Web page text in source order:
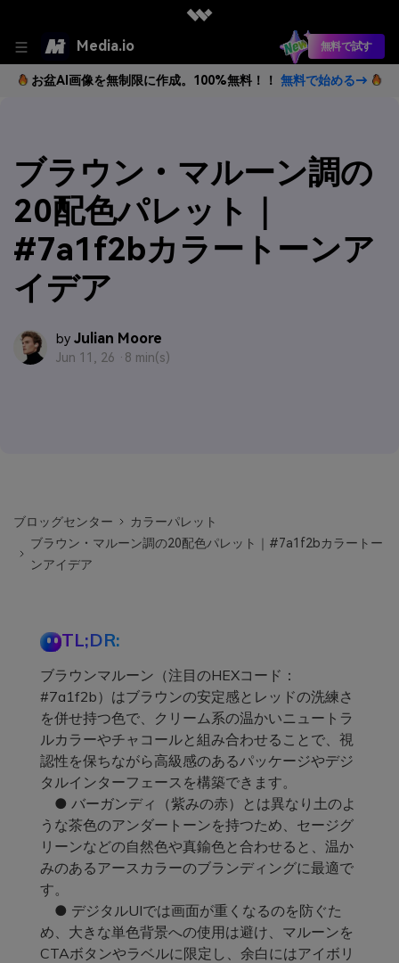
Media.io 無料で試す
お盆AI画像を無制限に作成。100%無料！！ 無料で始める→
ブラウン・マルーン調の
20配色パレット｜
#7a1f2bカラートーンア
イデア
by Julian Moore
Jun 11, 26 · 8 min(s)
ブロッグセンター
カラーパレット
ブラウン・マルーン調の20配色パレット｜#7a1f2bカラートー
ンアイデア
TL;DR:
ブラウンマルーン（注目のHEXコード：
#7a1f2b）はブラウンの安定感とレッドの洗練さ
を併せ持つ色で、クリーム系の温かいニュートラ
ルカラーやチャコールと組み合わせることで、視
認性を保ちながら高級感のあるパッケージやデジ
タルインターフェースを構築できます。
● バーガンディ（紫みの赤）とは異なり土のよ
うな茶色のアンダートーンを持つため、セージグ
リーンなどの自然色や真鍮色と合わせると、温か
みのあるアースカラーのブランディングに最適で
す。
● デジタルUIでは画面が重くなるのを防ぐた
め、大きな単色背景への使用は避け、マルーンを
CTAボタンやラベルに限定し、余白にはアイボリ